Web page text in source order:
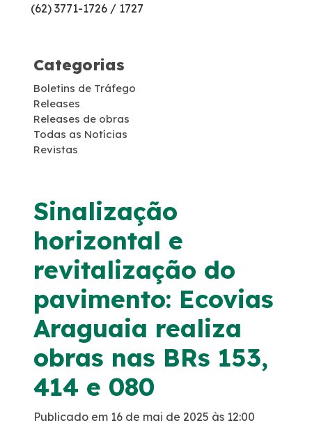
Socorro Mecânico
Socorro Médico
Estatística de acidentes
Notícias
Sustentabilidade
Compromisso de Regularização Ambiental
Compromissos Voluntários ESG
Política do Sistema de Gestão Integrado
Atendimento
(62) 3771-1726 / 1727
Categorias
Boletins de Tráfego
Releases
Releases de obras
Todas as Notícias
Revistas
Sinalização
horizontal e
revitalização do
pavimento: Ecovias
Araguaia realiza
obras nas BRs 153,
414 e 080
Publicado em 16 de mai de 2025 às 12:00